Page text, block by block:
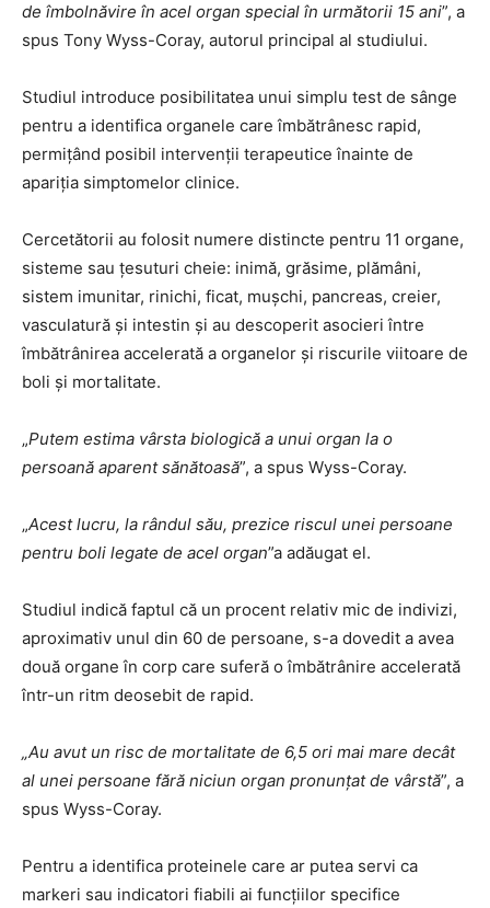
de îmbolnăvire în acel organ special în următorii 15 ani”, a
spus Tony Wyss-Coray, autorul principal al studiului.
Studiul introduce posibilitatea unui simplu test de sânge
pentru a identifica organele care îmbătrânesc rapid,
permițând posibil intervenții terapeutice înainte de
apariția simptomelor clinice.
Cercetătorii au folosit numere distincte pentru 11 organe,
sisteme sau țesuturi cheie: inimă, grăsime, plămâni,
sistem imunitar, rinichi, ficat, mușchi, pancreas, creier,
vasculatură și intestin și au descoperit asocieri între
îmbătrânirea accelerată a organelor și riscurile viitoare de
boli și mortalitate.
„Putem estima vârsta biologică a unui organ la o
persoană aparent sănătoasă”, a spus Wyss-Coray.
„Acest lucru, la rândul său, prezice riscul unei persoane
pentru boli legate de acel organ”a adăugat el.
Studiul indică faptul că un procent relativ mic de indivizi,
aproximativ unul din 60 de persoane, s-a dovedit a avea
două organe în corp care suferă o îmbătrânire accelerată
într-un ritm deosebit de rapid.
„Au avut un risc de mortalitate de 6,5 ori mai mare decât
al unei persoane fără niciun organ pronunțat de vârstă”, a
spus Wyss-Coray.
Pentru a identifica proteinele care ar putea servi ca
markeri sau indicatori fiabili ai funcțiilor specifice